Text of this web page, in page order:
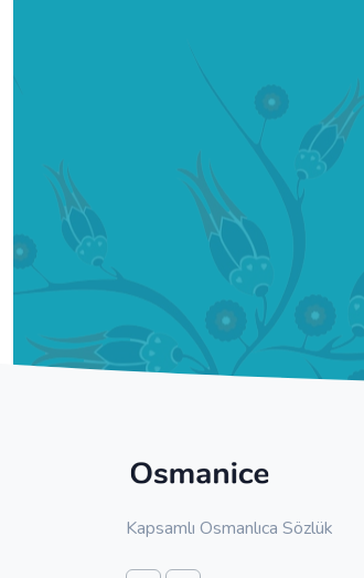
Kapsamlı Osmanlıca Sözlük